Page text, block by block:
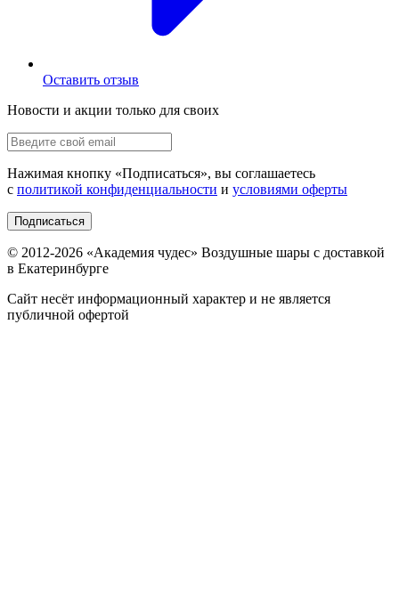
Оставить отзыв
Новости и акции только для своих
Нажимая кнопку «Подписаться», вы соглашаетесь
с политикой конфиденциальности и условиями оферты
Подписаться
© 2012-2026 «Академия чудес» Воздушные шары с доставкой
в Екатеринбурге
Сайт несёт информационный характер и не является
публичной офертой